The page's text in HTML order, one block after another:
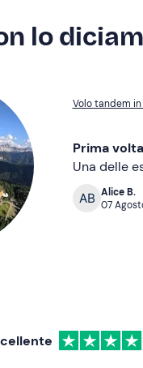
lo
Volo tandem
Prima
Una delle
Alice B.
07